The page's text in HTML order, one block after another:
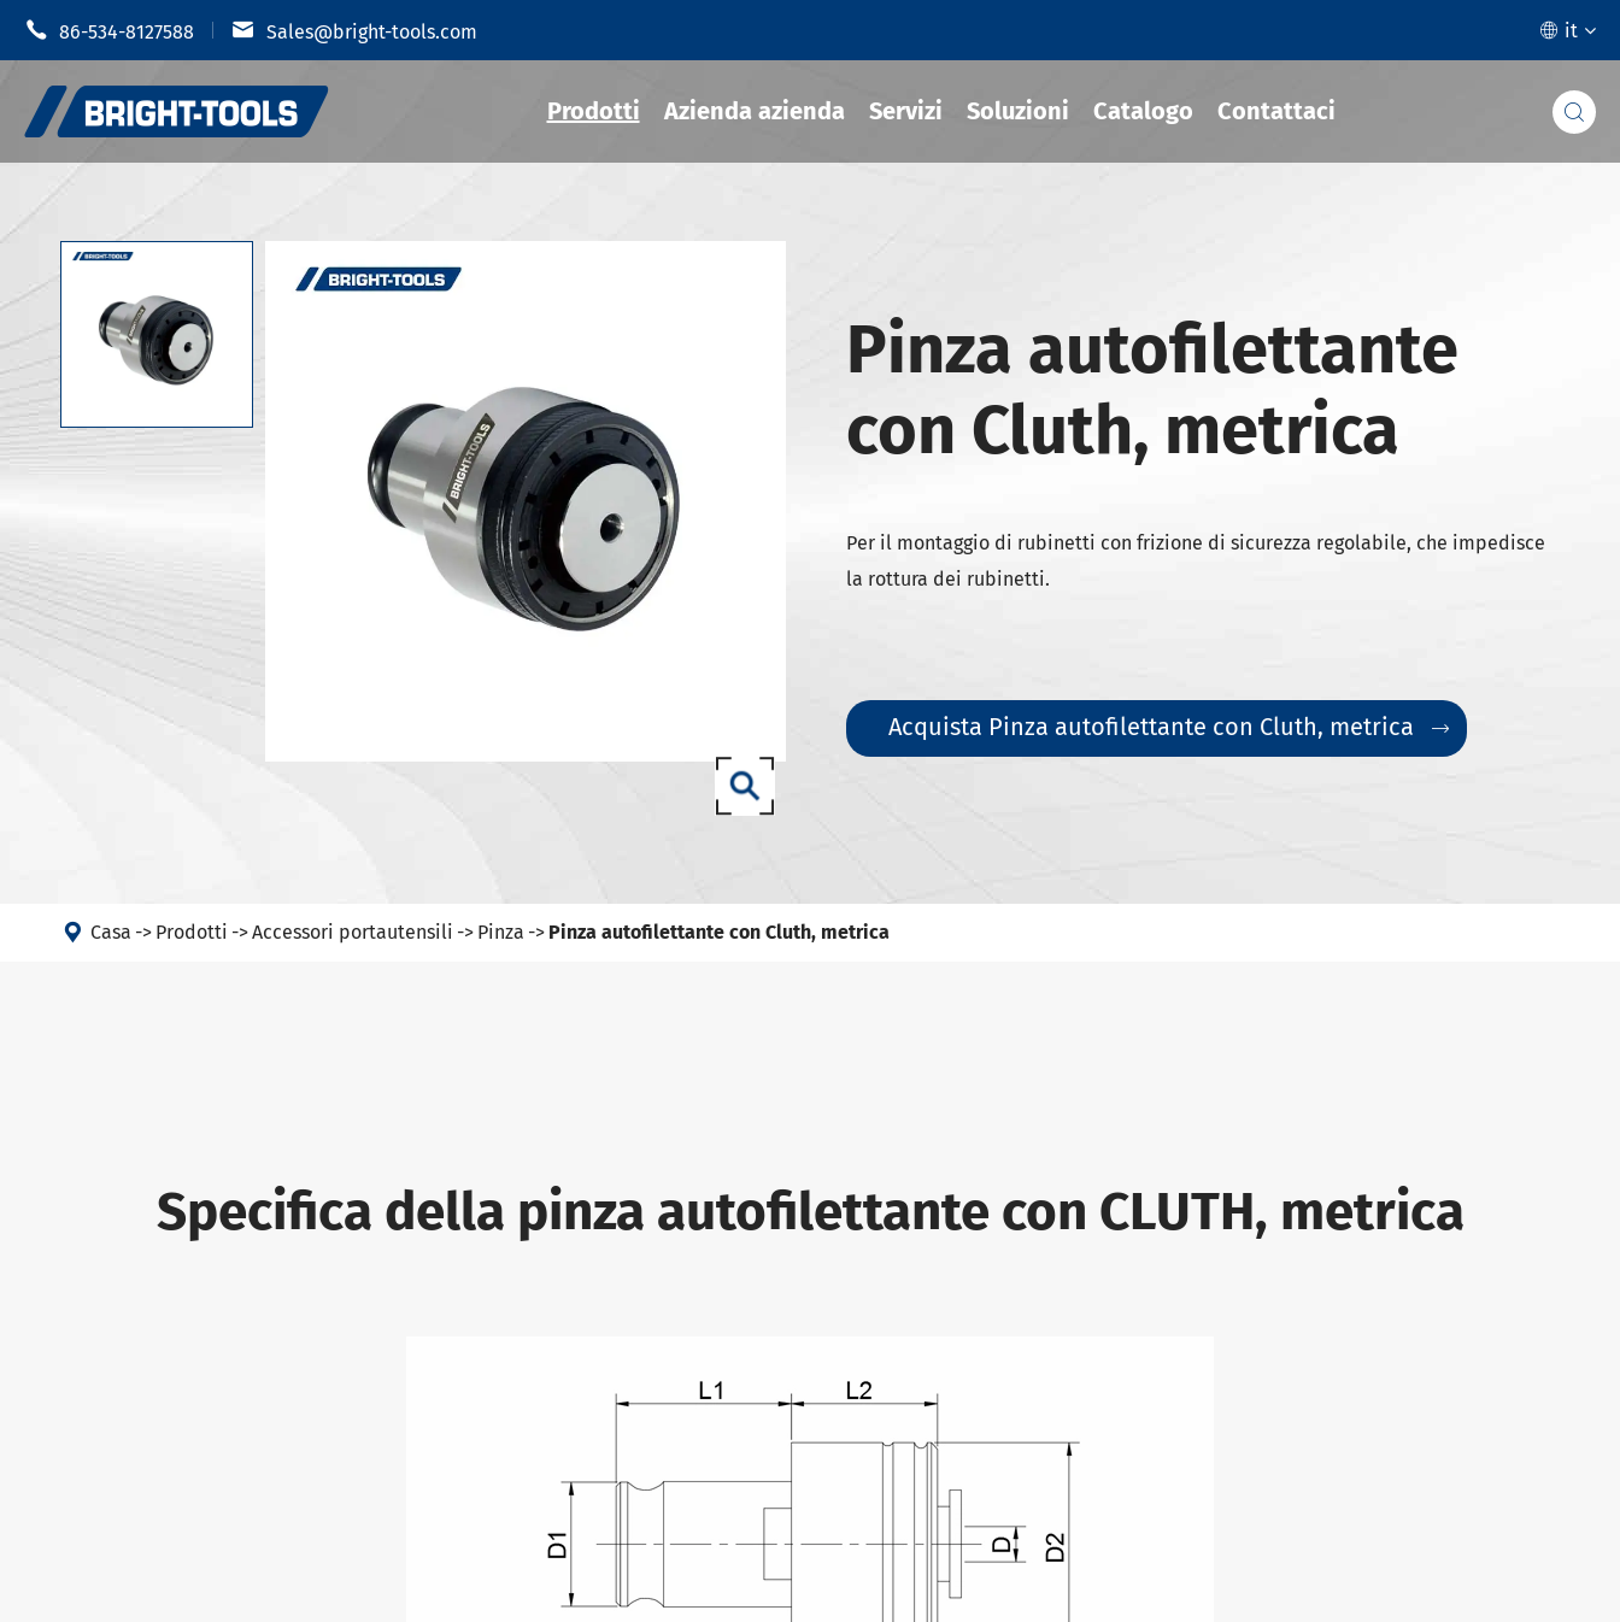
 86-534-8127588  Sales@bright-tools.com  it
Prodotti
Portautensili CNC
Strumenti statici e azionati
Strumenti di alesatura
Portautensili termoretraibile
Portautensili JIS B 6339-BT
Portautensili JIS B 6339-BBT
Portautensili JIS B 6339-NBT
Portautensili DIN 69871-SK
Portautensili DIN 69871-ISO
Portautensili ANSI B5.50 SCAT/CAT
DIN 69893 (ISO 12164) HSK-F portautensili
DIN69893 (ISO12164-1)-HSK-T portautensili
Azienda azienda Servizi Soluzioni Catalogo Contattaci 
Pinza autofilettante
con Cluth, metrica
Per il montaggio di rubinetti con frizione di sicurezza regolabile, che impedisce
la rottura dei rubinetti.
Acquista Pinza autofilettante con Cluth, metrica 
 Casa Prodotti Accessori portautensili Pinza Pinza autofilettante con Cluth, metrica
Specifica della pinza autofilettante con CLUTH, metrica